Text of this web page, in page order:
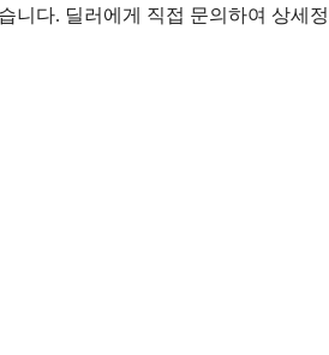
니다. 딜러에게 직접 문의하여 상세정